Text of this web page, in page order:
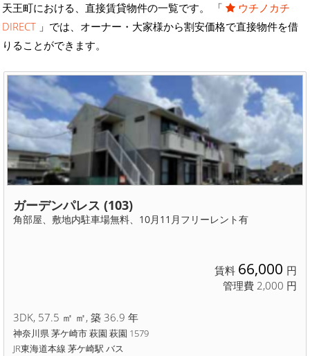
天王町における、直接賃貸物件の一覧です。 「
ウチノカチ
DIRECT 」では、オーナー・大家様から割安価格で直接物件を借
りることができます。
ガーデンパレス (103)
角部屋、敷地内駐車場無料、10月11月フリーレント有
賃料 66,000 円
管理費 2,000 円
3DK, 57.5 ㎡ ㎡, 築 36.9 年
神奈川県 茅ケ崎市 萩園 萩園 1579
JR東海道本線 茅ケ崎駅 バス